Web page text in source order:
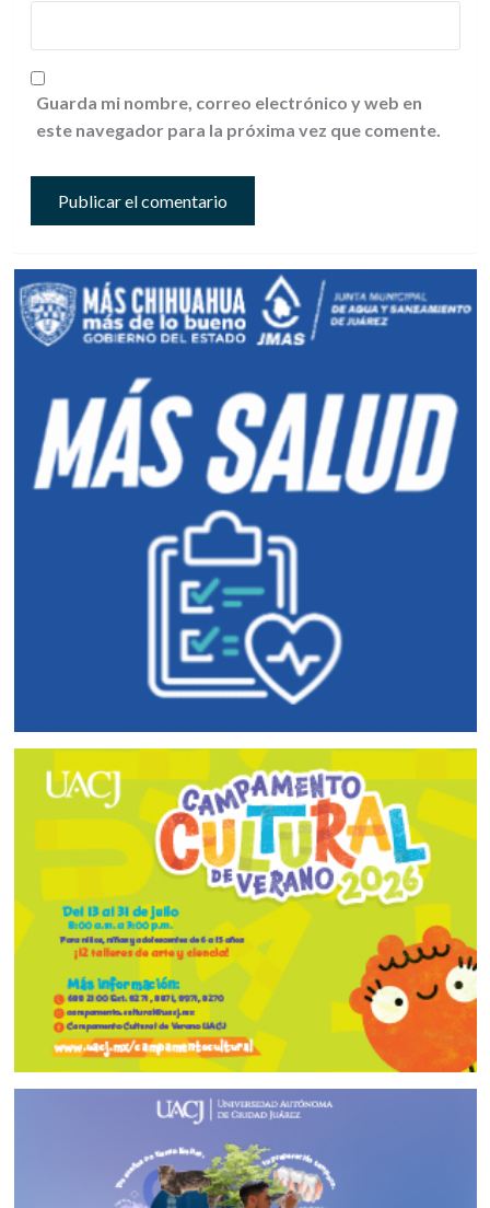
Guarda mi nombre, correo electrónico y web en
este navegador para la próxima vez que comente.